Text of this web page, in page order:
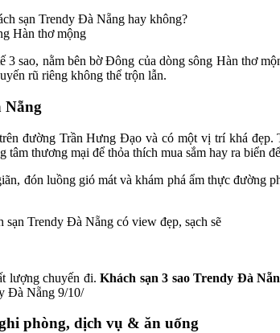
Hàn thơ mộng
3 sao, nằm bên bờ Đông của dòng sông Hàn thơ
rũ riêng không thể trộn lẫn.
Nẵng
đường Trần Hưng Đạo và có một vị trí khá
tâm thương mại để thỏa thích mua sắm hay ra biển
đón luồng gió mát và khám phá ẩm thực
lượng chuyến đi. Khách sạn 3 sao Trendy Đà
Đà Nẵng 9/10/
phòng, dịch vụ & ăn uống